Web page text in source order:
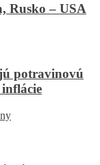
Rusko – USA
potravinovú